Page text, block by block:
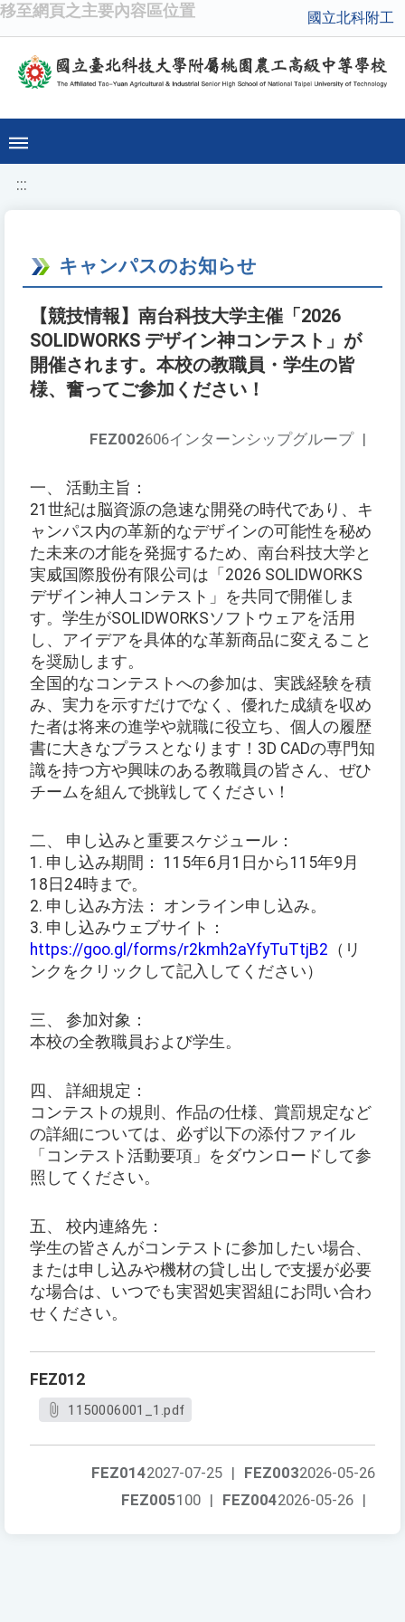
移至網頁之主要內容區位置 國立北科附工
:::
キャンパスのお知らせ
【競技情報】南台科技大学主催「2026
SOLIDWORKS デザイン神コンテスト」が
開催されます。本校の教職員・学生の皆
様、奮ってご参加ください！
FEZ002606インターンシップグループ |
一、 活動主旨：
21世紀は脳資源の急速な開発の時代であり、キ
ャンパス内の革新的なデザインの可能性を秘め
た未来の才能を発掘するため、南台科技大学と
実威国際股份有限公司は「2026 SOLIDWORKS
デザイン神人コンテスト」を共同で開催しま
す。学生がSOLIDWORKSソフトウェアを活用
し、アイデアを具体的な革新商品に変えること
を奨励します。
全国的なコンテストへの参加は、実践経験を積
み、実力を示すだけでなく、優れた成績を収め
た者は将来の進学や就職に役立ち、個人の履歴
書に大きなプラスとなります！3D CADの専門知
識を持つ方や興味のある教職員の皆さん、ぜひ
チームを組んで挑戦してください！
二、 申し込みと重要スケジュール：
1. 申し込み期間： 115年6月1日から115年9月
18日24時まで。
2. 申し込み方法： オンライン申し込み。
3. 申し込みウェブサイト：
https://goo.gl/forms/r2kmh2aYfyTuTtjB2 （リ
ンクをクリックして記入してください）
三、 参加対象：
本校の全教職員および学生。
四、 詳細規定：
コンテストの規則、作品の仕様、賞罰規定など
の詳細については、必ず以下の添付ファイル
「コンテスト活動要項」をダウンロードして参
照してください。
五、 校内連絡先：
学生の皆さんがコンテストに参加したい場合、
または申し込みや機材の貸し出しで支援が必要
な場合は、いつでも実習処実習組にお問い合わ
せください。
FEZ012
1150006001_1.pdf
FEZ0032026-05-26
FEZ0142027-07-25 |
FEZ0042026-05-26 |
FEZ005100 |